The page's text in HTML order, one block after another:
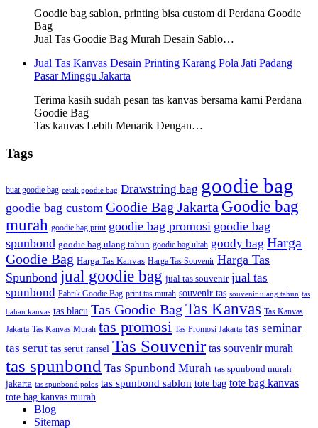
Goodie bag sablon, printing bisa custom di Perdana Goodie
Bag
Jual Tas Goodie Bag Murah Desain Sablo…
Jual Tas Kanvas Desain Printing Karang Pola Jati Padang
Pasar Minggu Jakarta
Terima kasih sudah pesan tas kanvas bersama kami Perdana
Goodie Bag
Tas kanvas Lebih Menarik Dengan…
Tags
buat goodie bag cetak goodie bag Drawstring bag goodie bag
goodie bag custom Goodie Bag Jakarta Goodie bag
murah goodie bag print goodie bag promosi goodie bag
spunbond goodie bag ulang tahun goodie bag ultah goody bag Harga
Goodie Bag Harga Tas Kanvas Harga Tas Souvenir Harga Tas
Spunbond jual goodie bag jual tas souvenir jual tas
spunbond Pabrik Goodie Bag print tas murah souvenir tas souvenir ulang tahun tas
bahan kanvas tas blacu Tas Goodie Bag Tas Kanvas Tas Kanvas
Jakarta Tas Kanvas Murah tas promosi Tas Promosi Jakarta tas seminar
tas serut tas serut ransel Tas Souvenir tas souvenir murah
tas spunbond Tas Spunbond Murah tas spunbond murah
jakarta tas spunbond polos tas spunbond sablon tote bag tote bag kanvas
tote bag kanvas murah
Blog
Sitemap